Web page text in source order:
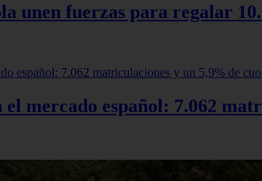
unen fuerzas para regalar
el mercado español: 7.062